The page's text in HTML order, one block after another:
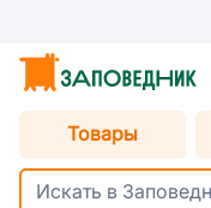
Товары